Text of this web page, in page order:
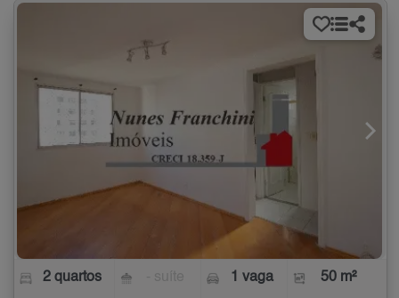
2 quartos 1 vaga 50 m²